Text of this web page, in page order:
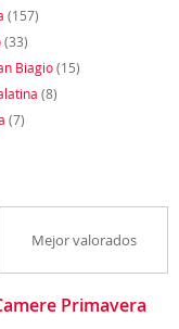
(157)
(33)
Biagio(15)
(8)
(7)
Mejor valorados
Primavera